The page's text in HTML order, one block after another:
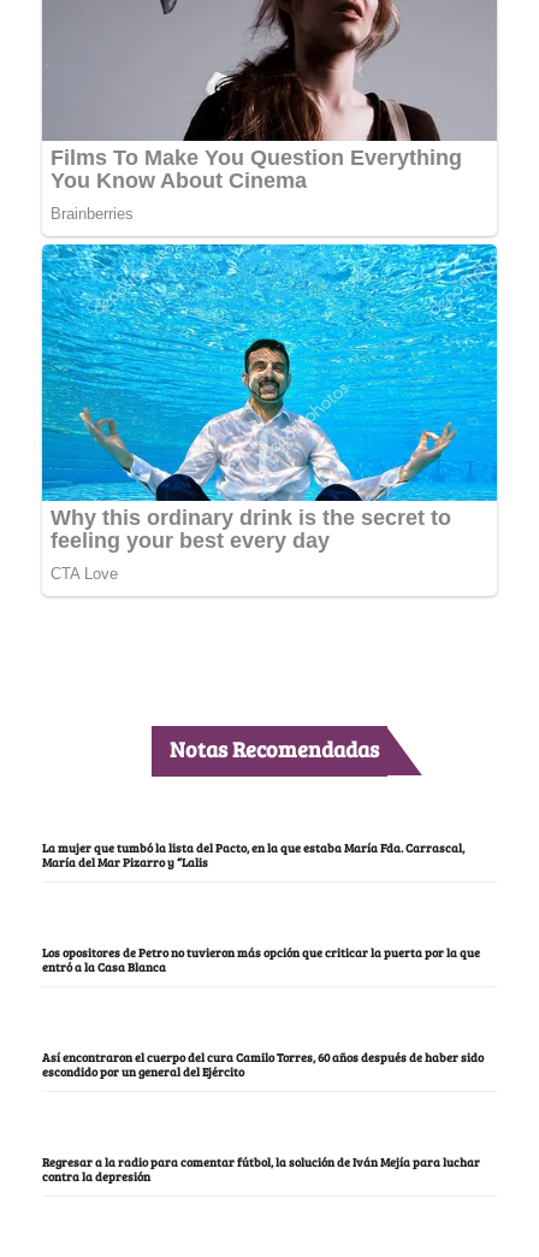
Notas Recomendadas
La mujer que tumbó la lista del Pacto, en la que estaba María Fda. Carrascal,
María del Mar Pizarro y “Lalis
Los opositores de Petro no tuvieron más opción que criticar la puerta por la que
entró a la Casa Blanca
Así encontraron el cuerpo del cura Camilo Torres, 60 años después de haber sido
escondido por un general del Ejército
Regresar a la radio para comentar fútbol, la solución de Iván Mejía para luchar
contra la depresión